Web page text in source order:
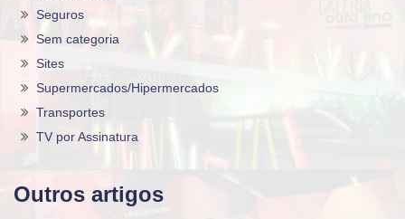
Seguros
Sem categoria
Sites
Supermercados/Hipermercados
Transportes
TV por Assinatura
Outros artigos